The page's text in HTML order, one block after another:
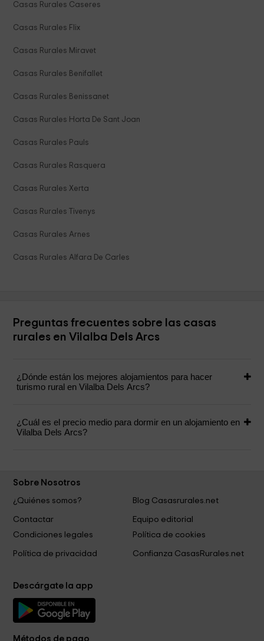
Casas Rurales Caseres
Casas Rurales Flix
Casas Rurales Miravet
Casas Rurales Benifallet
Casas Rurales Benissanet
Casas Rurales Horta De Sant Joan
Casas Rurales Pauls
Casas Rurales Rasquera
Casas Rurales Xerta
Casas Rurales Tivenys
Casas Rurales Arnes
Casas Rurales Alfara De Carles
Preguntas frecuentes sobre las casas
rurales en Vilalba Dels Arcs
¿Dónde están los mejores alojamientos para hacer
turismo rural en Vilalba Dels Arcs?
¿Cuál es el precio medio para dormir en un alojamiento en
Vilalba Dels Arcs?
Sobre Nosotros
¿Quiénes somos?
Blog Casasrurales.net
Contactar
Equipo editorial
Condiciones legales
Política de cookies
Política de privacidad Confianza CasasRurales.net
Descárgate la app
Métodos de pago